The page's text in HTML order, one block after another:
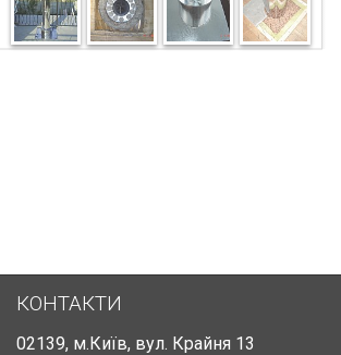
КОНТАКТИ
02139, м.Київ, вул. Крайня 13